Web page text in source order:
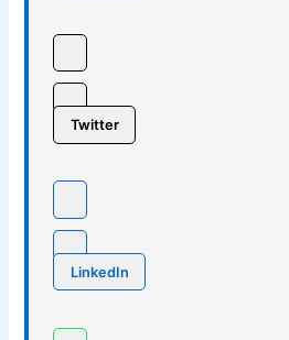
Twitter
LinkedIn